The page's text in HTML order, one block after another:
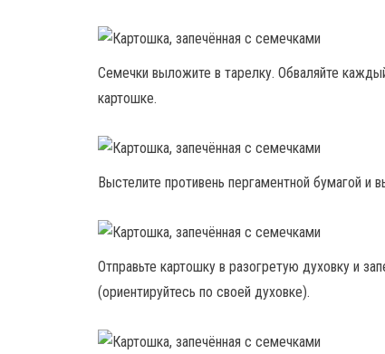
Семечки выложите в тарелку. Обваляйте
картошке.
Выстелите противень пергаментной бумагой и
Отправьте картошку в разогретую духовку и
(ориентируйтесь по своей духовке).